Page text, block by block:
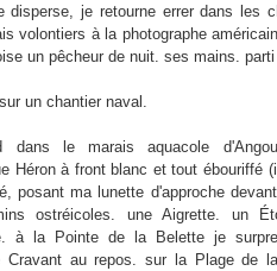
disperse, je retourne errer dans les
volontiers à la photographe
un pêcheur de nuit. ses mains.
un chantier naval.
dans le marais aquacole
Héron à front blanc et tout ébouriffé
posant ma lunette d'approche
ostréicoles. une Aigrette. un
à la Pointe de la Belette je
Cravant au repos. sur la Plage de